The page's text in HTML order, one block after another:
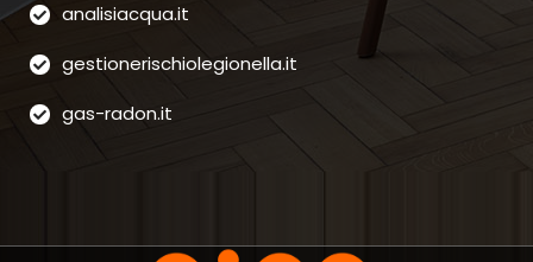
analisiacqua.it
gestionerischiolegionella.it
gas-radon.it